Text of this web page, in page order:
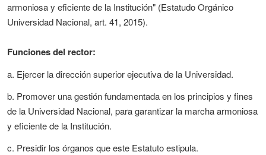
armoniosa y eficiente de la Institución" (Estatudo Orgánico
Universidad Nacional, art. 41, 2015).
Funciones del rector:
a. Ejercer la dirección superior ejecutiva de la Universidad.
b. Promover una gestión fundamentada en los principios y fines
de la Universidad Nacional, para garantizar la marcha armoniosa
y eficiente de la Institución.
c. Presidir los órganos que este Estatuto estipula.